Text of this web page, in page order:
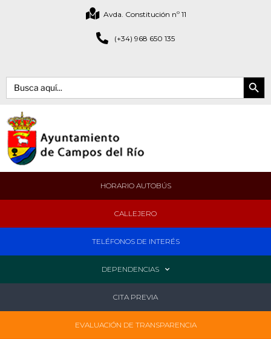
Avda. Constitución nº 11
(+34) 968 650 135
Buscar: Botón de
HORARIO AUTOBÚS
CALLEJERO
TELÉFONOS DE INTERÉS
DEPENDENCIAS
CITA PREVIA
EVALUACIÓN DE TRANSPARENCIA